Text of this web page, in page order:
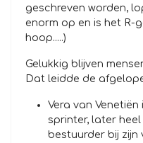
geschreven worden,
enorm op en is het R-
hoop.....)
Gelukkig blijven
Dat leidde de
Vera van
sprinter, later
bestuurder bij zijn